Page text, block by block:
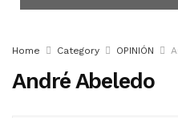
Home Category OPINIÓN
André Abeledo